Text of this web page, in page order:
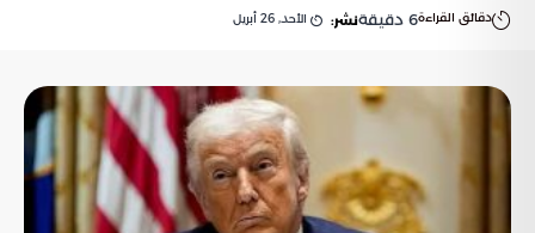
دقائق القراءة6 دقيقةنشر: الأحد, 26 أبريل